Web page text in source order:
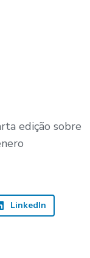
edição sobre
LinkedIn